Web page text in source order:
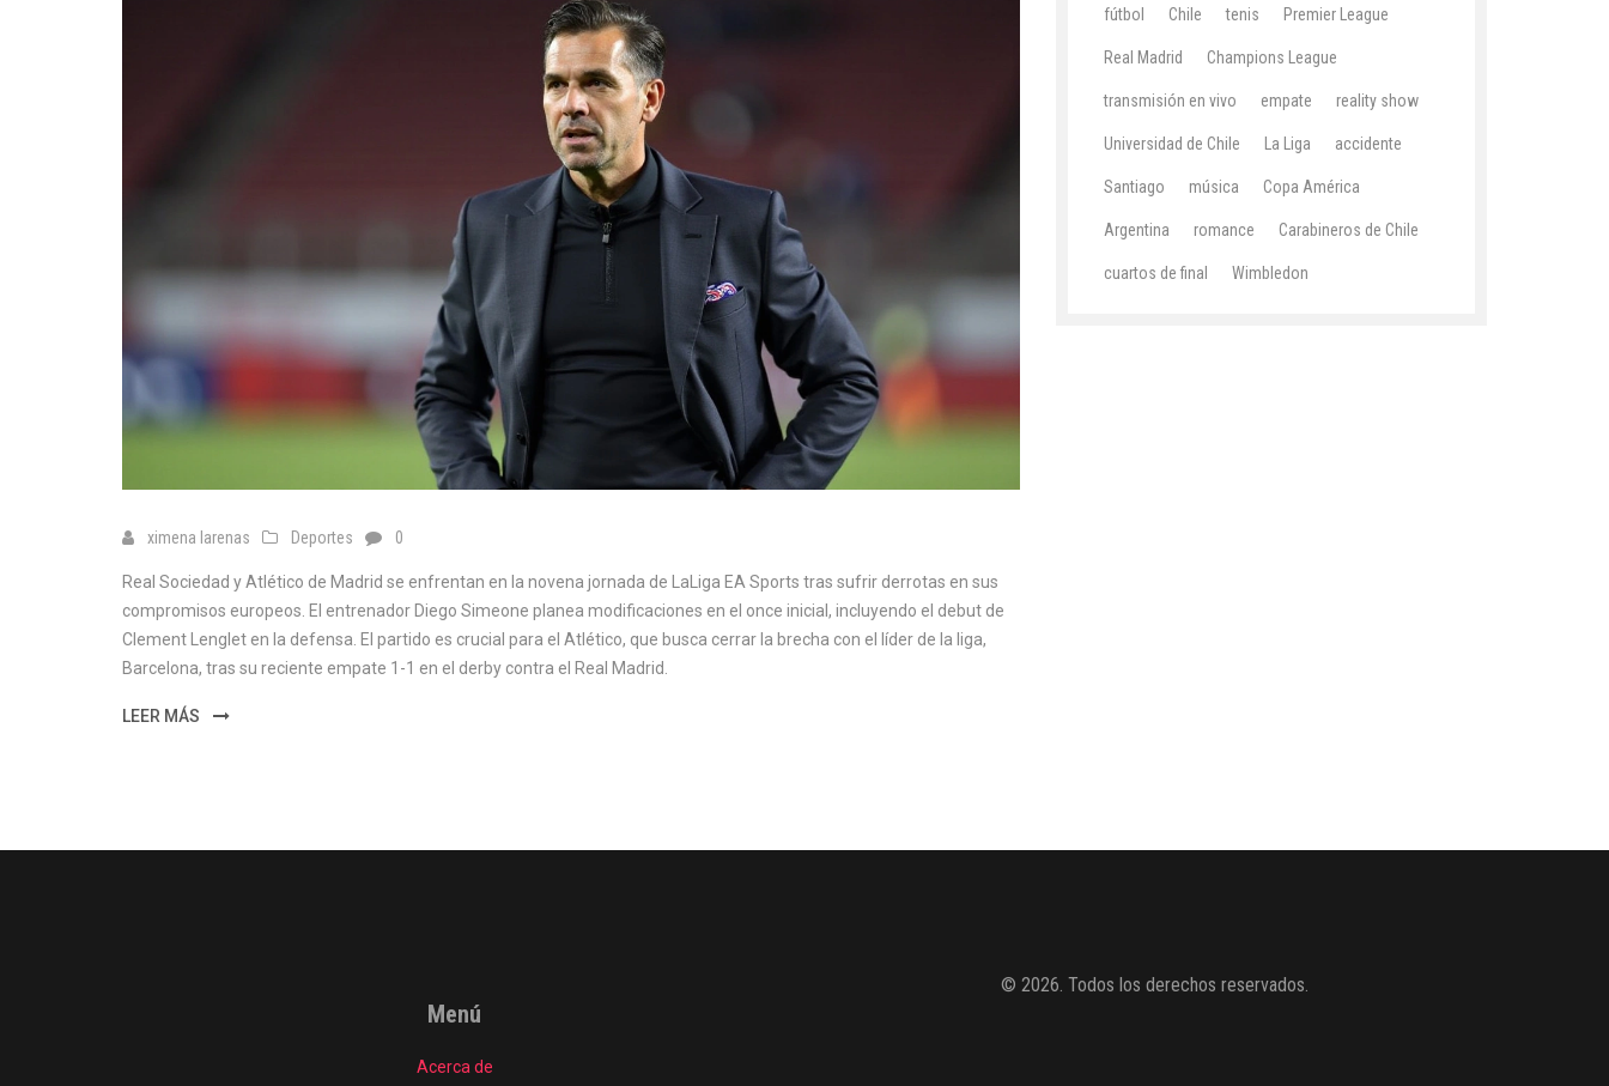
ximena larenas Deportes 0
Real Sociedad y Atlético de Madrid se enfrentan en la novena jornada de LaLiga EA Sports tras sufrir derrotas en sus
compromisos europeos. El entrenador Diego Simeone planea modificaciones en el once inicial, incluyendo el debut de
Clement Lenglet en la defensa. El partido es crucial para el Atlético, que busca cerrar la brecha con el líder de la liga,
Barcelona, tras su reciente empate 1-1 en el derby contra el Real Madrid.
LEER MÁS
fútbol Chile tenis Premier League
Real Madrid Champions League
transmisión en vivo empate reality show
Universidad de Chile La Liga accidente
Santiago música Copa América
Argentina romance Carabineros de Chile
cuartos de final Wimbledon
Menú
Acerca de
© 2026. Todos los derechos reservados.